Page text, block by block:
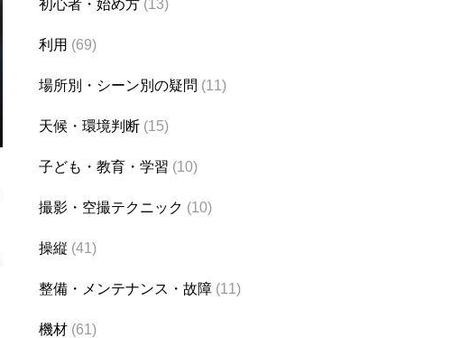
初心者・始め方 (13)
利用 (69)
場所別・シーン別の疑問 (11)
天候・環境判断 (15)
子ども・教育・学習 (10)
撮影・空撮テクニック (10)
操縦 (41)
整備・メンテナンス・故障 (11)
機材 (61)